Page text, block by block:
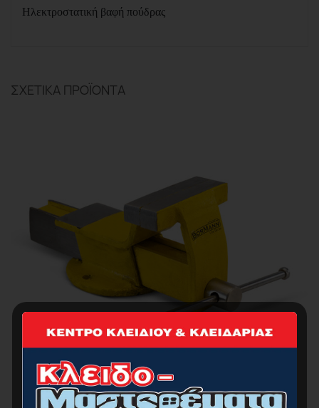
Ηλεκτροστατική βαφή πούδρας
ΣΧΕΤΙΚΆ ΠΡΟΪΌΝΤΑ